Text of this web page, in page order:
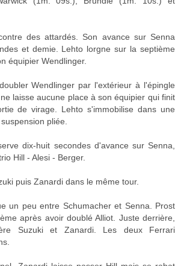
des attardés. Son avance sur Senna
et demie. Lehto lorgne sur la septième
équipier Wendlinger.
Wendlinger par l'extérieur à l'épingle
laisse aucune place à son équipier qui finit
de virage. Lehto s'immobilise dans une
pliée.
dix-huit secondes d'avance sur Senna,
Hill - Alesi - Berger.
puis Zanardi dans le même tour.
un peu entre Schumacher et Senna. Prost
après avoir doublé Alliot. Juste derrière,
Suzuki et Zanardi. Les deux Ferrari